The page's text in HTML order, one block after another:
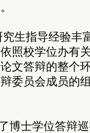
生指导经验丰
照校学位办有
文答辩的整个
委员会成员的
博士学位答辩